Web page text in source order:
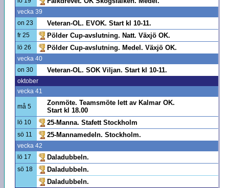
vecka 39
on 23
Veteran-OL. EVOK. Start kl 10-11.
fr 25 Pölder Cup-avslutning. Natt. Växjö OK.
lö 26 Pölder Cup-avslutning. Medel. Växjö OK.
vecka 40
on 30
Veteran-OL. SOK Viljan. Start kl 10-11.
oktober
vecka 41
må 5
Zonmöte. Teamsmöte lett av Kalmar OK.
Start kl 18.00
lö 10 25-Manna. Stafett Stockholm
sö 11 25-Mannamedeln. Stockholm.
vecka 42
lö 17
Daladubbeln.
sö 18
Daladubbeln.
Daladubbeln.